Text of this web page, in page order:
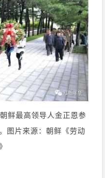
鲜最高领导人金正恩参
图片来源：朝鲜《劳动